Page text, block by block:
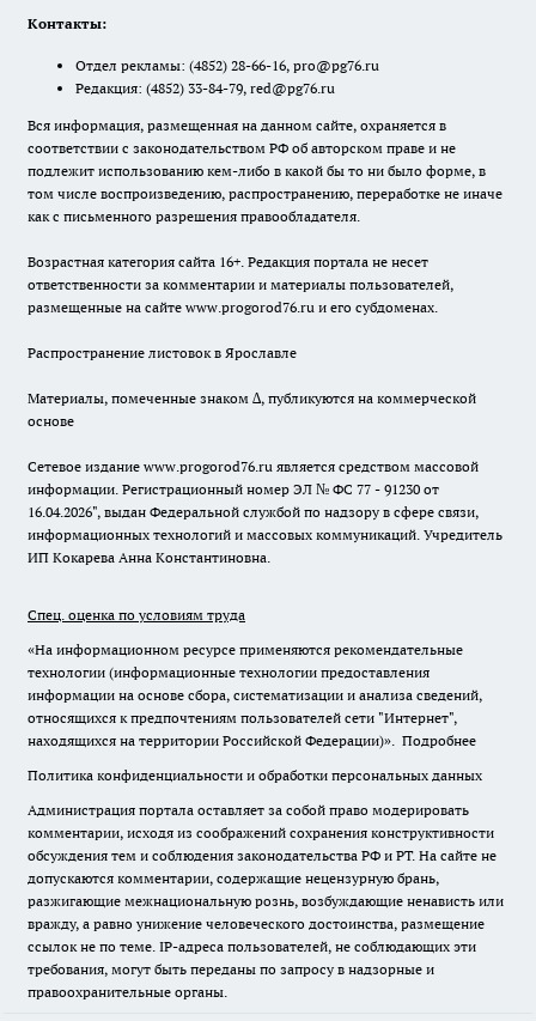
Контакты:
Отдел рекламы: (4852) 28-66-16, pro@pg76.ru
Редакция: (4852) 33-84-79, red@pg76.ru
Вся информация, размещенная на данном сайте, охраняется в
соответствии с законодательством РФ об авторском праве и не
подлежит использованию кем-либо в какой бы то ни было форме, в
том числе воспроизведению, распространению, переработке не иначе
как с письменного разрешения правообладателя.
Возрастная категория сайта 16+. Редакция портала не несет
ответственности за комментарии и материалы пользователей,
размещенные на сайте www.progorod76.ru и его субдоменах.
Распространение листовок в Ярославле
Материалы, помеченные знаком ∆, публикуются на коммерческой
основе
Сетевое издание www.progorod76.ru является средством массовой
информации. Регистрационный номер ЭЛ № ФС 77 - 91230 от
16.04.2026", выдан Федеральной службой по надзору в сфере связи,
информационных технологий и массовых коммуникаций. Учредитель
ИП Кокарева Анна Константиновна.
Спец. оценка по условиям труда
«На информационном ресурсе применяются рекомендательные
технологии (информационные технологии предоставления
информации на основе сбора, систематизации и анализа сведений,
относящихся к предпочтениям пользователей сети "Интернет",
находящихся на территории Российской Федерации)». Подробнее
Политика конфиденциальности и обработки персональных данных
Администрация портала оставляет за собой право модерировать
комментарии, исходя из соображений сохранения конструктивности
обсуждения тем и соблюдения законодательства РФ и РТ. На сайте не
допускаются комментарии, содержащие нецензурную брань,
разжигающие межнациональную рознь, возбуждающие ненависть или
вражду, а равно унижение человеческого достоинства, размещение
ссылок не по теме. IP-адреса пользователей, не соблюдающих эти
требования, могут быть переданы по запросу в надзорные и
правоохранительные органы.